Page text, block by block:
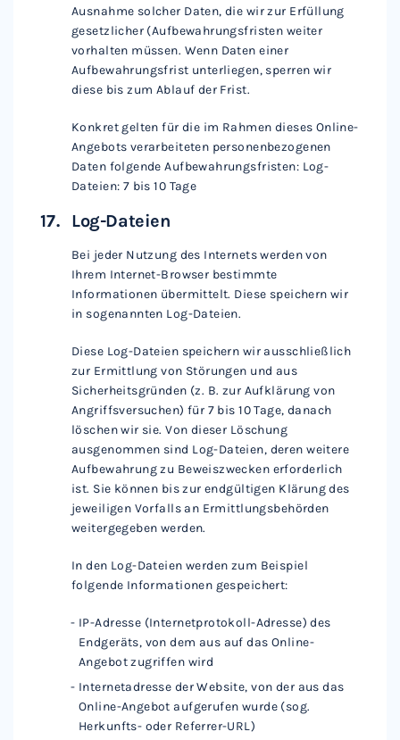
Ausnahme solcher Daten, die wir zur Erfüllung
gesetzlicher (Aufbewahrungsfristen weiter
vorhalten müssen. Wenn Daten einer
Aufbewahrungsfrist unterliegen, sperren wir
diese bis zum Ablauf der Frist.
Konkret gelten für die im Rahmen dieses Online-
Angebots verarbeiteten personenbezogenen
Daten folgende Aufbewahrungsfristen: Log-
Dateien: 7 bis 10 Tage
Log-Dateien
Bei jeder Nutzung des Internets werden von
Ihrem Internet-Browser bestimmte
Informationen übermittelt. Diese speichern wir
in sogenannten Log-Dateien.
Diese Log-Dateien speichern wir ausschließlich
zur Ermittlung von Störungen und aus
Sicherheitsgründen (z. B. zur Aufklärung von
Angriffsversuchen) für 7 bis 10 Tage, danach
löschen wir sie. Von dieser Löschung
ausgenommen sind Log-Dateien, deren weitere
Aufbewahrung zu Beweiszwecken erforderlich
ist. Sie können bis zur endgültigen Klärung des
jeweiligen Vorfalls an Ermittlungsbehörden
weitergegeben werden.
In den Log-Dateien werden zum Beispiel
folgende Informationen gespeichert:
IP-Adresse (Internetprotokoll-Adresse) des
Endgeräts, von dem aus auf das Online-
Angebot zugriffen wird
Internetadresse der Website, von der aus das
Online-Angebot aufgerufen wurde (sog.
Herkunfts- oder Referrer-URL)